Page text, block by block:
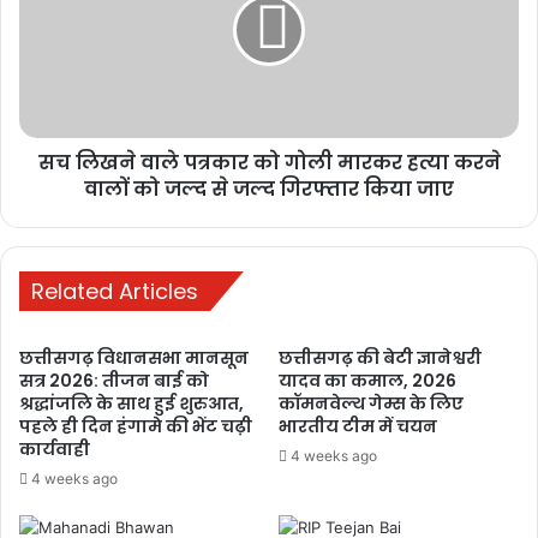
कर्ज चुकता, फिर भी कब्जे की कार्रवाई!
मृतक ऋणकर्ता के परिवार की प्रताड़ना
1 week ago
रायपुर में छात्रों का
आंदोलन तेज,
1 week ago
मनेन्द्रगढ़: बीआर
कार्यालय परिसर
में गंदगी का अंबार,
अव्यवस्था से
सच लिखने वाले पत्रकार को गोली मारकर हत्या करने
वालों को जल्द से जल्द गिरफ्तार किया जाए
Related Articles
छत्तीसगढ़ विधानसभा मानसून
सत्र 2026: तीजन बाई को
श्रद्धांजलि के साथ हुई शुरुआत,
पहले ही दिन हंगामे की भेंट चढ़ी
कार्यवाही
4 weeks ago
छत्तीसगढ़ की बेटी ज्ञानेश्वरी
यादव का कमाल, 2026
कॉमनवेल्थ गेम्स के लिए
भारतीय टीम में चयन
4 weeks ago